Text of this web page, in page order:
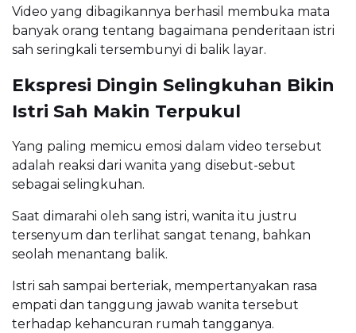
Video yang dibagikannya berhasil membuka mata
banyak orang tentang bagaimana penderitaan istri
sah seringkali tersembunyi di balik layar.
Ekspresi Dingin Selingkuhan Bikin
Istri Sah Makin Terpukul
Yang paling memicu emosi dalam video tersebut
adalah reaksi dari wanita yang disebut-sebut
sebagai selingkuhan.
Saat dimarahi oleh sang istri, wanita itu justru
tersenyum dan terlihat sangat tenang, bahkan
seolah menantang balik.
Istri sah sampai berteriak, mempertanyakan rasa
empati dan tanggung jawab wanita tersebut
terhadap kehancuran rumah tangganya.